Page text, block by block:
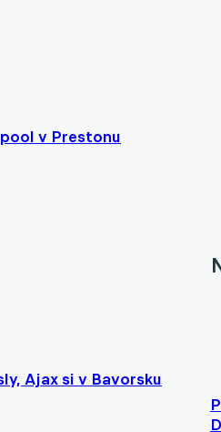
v Prestonu
Ajax si v Bavorsku